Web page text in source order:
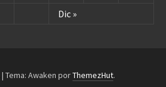
Dic »
| Tema: Awaken porThemezHut.